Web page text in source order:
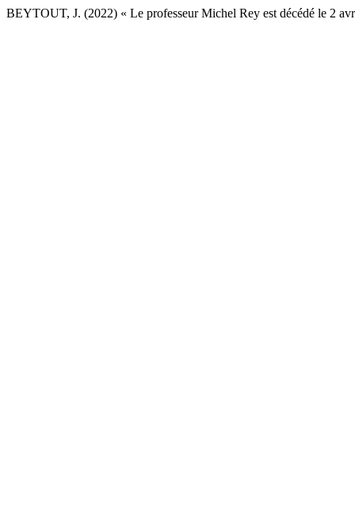
BEYTOUT, J. (2022) « Le professeur Michel Rey est décédé le 2